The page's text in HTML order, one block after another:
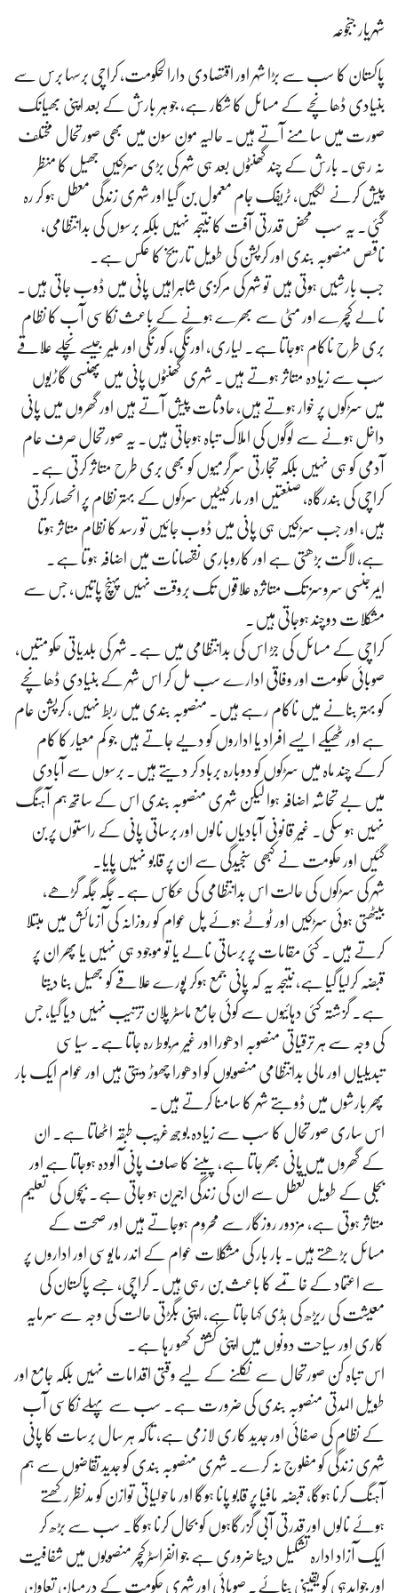
شہریار جنجوعہ
پاکستان کا سب سے بڑا شہر اور اقتصادی دارالحکومت، کراچی برسہا برس سے
بنیادی ڈھانچے کے مسائل کا شکار ہے، جو ہر بارش کے بعد اپنی بھیانک
صورت میں سامنے آتے ہیں۔ حالیہ مون سون میں بھی صورتحال مختلف
نہ رہی۔ بارش کے چند گھنٹوں بعد ہی شہر کی بڑی سڑکیں جھیل کا منظر
پیش کرنے لگیں، ٹریفک جام معمول بن گیا اور شہری زندگی معطل ہو کر رہ
گئی۔ یہ سب محض قدرتی آفت کا نتیجہ نہیں بلکہ برسوں کی بدانتظامی،
ناقص منصوبہ بندی اور کرپشن کی طویل تاریخ کا عکس ہے۔
جب بارشیں ہوتی ہیں تو شہر کی مرکزی شاہراہیں پانی میں ڈوب جاتی ہیں۔
نالے کچرے اور مٹی سے بھرے ہونے کے باعث نکاسی آب کا نظام
بری طرح ناکام ہوجاتا ہے۔ لیاری، اورنگی، کورنگی اور ملیر جیسے نچلے علاقے
سب سے زیادہ متاثر ہوتے ہیں۔ شہری گھنٹوں پانی میں پھنسی گاڑیوں
میں سڑکوں پر خوار ہوتے ہیں، حادثات پیش آتے ہیں اور گھروں میں پانی
داخل ہونے سے لوگوں کی املاک تباہ ہوجاتی ہیں۔ یہ صورتحال صرف عام
آدمی کو ہی نہیں بلکہ تجارتی سرگرمیوں کو بھی بری طرح متاثر کرتی ہے۔
کراچی کی بندرگاہ، صنعتیں اور مارکیٹیں سڑکوں کے بہتر نظام پر انحصار کرتی
ہیں، اور جب سڑکیں ہی پانی میں ڈوب جائیں تو رسد کا نظام متاثر ہوتا
ہے، لاگت بڑھتی ہے اور کاروباری نقصانات میں اضافہ ہوتا ہے۔
ایمرجنسی سروسز تک متاثرہ علاقوں تک بروقت نہیں پہنچ پاتیں، جس سے
مشکلات دوچند ہوجاتی ہیں۔
کراچی کے مسائل کی جڑ اس کی بدانتظامی میں ہے۔ شہر کی بلدیاتی حکومتیں،
صوبائی حکومت اور وفاقی ادارے سب مل کر اس شہر کے بنیادی ڈھانچے
کو بہتر بنانے میں ناکام رہے ہیں۔ منصوبہ بندی میں ربط نہیں، کرپشن عام
ہے اور ٹھیکے ایسے افراد یا اداروں کو دیے جاتے ہیں جو کم معیار کا کام
کرکے چند ماہ میں سڑکوں کو دوبارہ برباد کر دیتے ہیں۔ برسوں سے آبادی
میں بے تحاشہ اضافہ ہوا لیکن شہری منصوبہ بندی اس کے ساتھ ہم آہنگ
نہیں ہو سکی۔ غیر قانونی آبادیاں نالوں اور برساتی پانی کے راستوں پر بن
گئیں اور حکومت نے کبھی سنجیدگی سے ان پر قابو نہیں پایا۔
شہر کی سڑکوں کی حالت اس بدانتظامی کی عکاس ہے۔ جگہ جگہ گڑھے،
بیٹھتی ہوئی سڑکیں اور ٹوٹے ہوئے پل عوام کو روزانہ کی آزمائش میں مبتلا
کرتے ہیں۔ کئی مقامات پر برساتی نالے یا تو موجود ہی نہیں یا پھر ان پر
قبضہ کرلیا گیا ہے، نتیجہ یہ کہ پانی جمع ہوکر پورے علاقے کو جھیل بنا دیتا
ہے۔ گزشتہ کئی دہائیوں سے کوئی جامع ماسٹر پلان ترتیب نہیں دیا گیا، جس
کی وجہ سے ہر ترقیاتی منصوبہ ادھورا اور غیر مربوط رہ جاتا ہے۔ سیاسی
تبدیلیاں اور مالی بدانتظامی منصوبوں کو ادھورا چھوڑ دیتی ہیں اور عوام ایک بار
پھر بارشوں میں ڈوبتے شہر کا سامنا کرتے ہیں۔
اس ساری صورتحال کا سب سے زیادہ بوجھ غریب طبقہ اٹھاتا ہے۔ ان
کے گھروں میں پانی بھر جاتا ہے، پینے کا صاف پانی آلودہ ہوجاتا ہے اور
بجلی کے طویل تعطل سے ان کی زندگی اجیرن ہو جاتی ہے۔ بچوں کی تعلیم
متاثر ہوتی ہے، مزدور روزگار سے محروم ہوجاتے ہیں اور صحت کے
مسائل بڑھتے ہیں۔ بار بار کی مشکلات عوام کے اندر مایوسی اور اداروں پر
سے اعتماد کے خاتمے کا باعث بن رہی ہیں۔ کراچی، جسے پاکستان کی
معیشت کی ریڑھ کی ہڈی کہا جاتا ہے، اپنی بگڑتی حالت کی وجہ سے سرمایہ
کاری اور سیاحت دونوں میں اپنی کشش کھو رہا ہے۔
اس تباہ کن صورتحال سے نکلنے کے لیے وقتی اقدامات نہیں بلکہ جامع اور
طویل المدتی منصوبہ بندی کی ضرورت ہے۔ سب سے پہلے نکاسی آب
کے نظام کی صفائی اور جدید کاری لازمی ہے، تاکہ ہر سال برسات کا پانی
شہری زندگی کو مفلوج نہ کرے۔ شہری منصوبہ بندی کو جدید تقاضوں سے ہم
آہنگ کرنا ہوگا، قبضہ مافیا پر قابو پانا ہوگا اور ماحولیاتی توازن کو مدنظر رکھتے
ہوئے نالوں اور قدرتی آبی گزرگاہوں کو بحال کرنا ہوگا۔ سب سے بڑھ کر
ایک آزاد ادارہ تشکیل دینا ضروری ہے جو انفراسٹرکچر منصوبوں میں شفافیت
اور جوابدہی کو یقینی بنائے۔ صوبائی اور شہری حکومت کے درمیان تعاون